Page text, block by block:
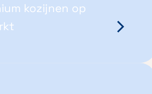
kozijnen op